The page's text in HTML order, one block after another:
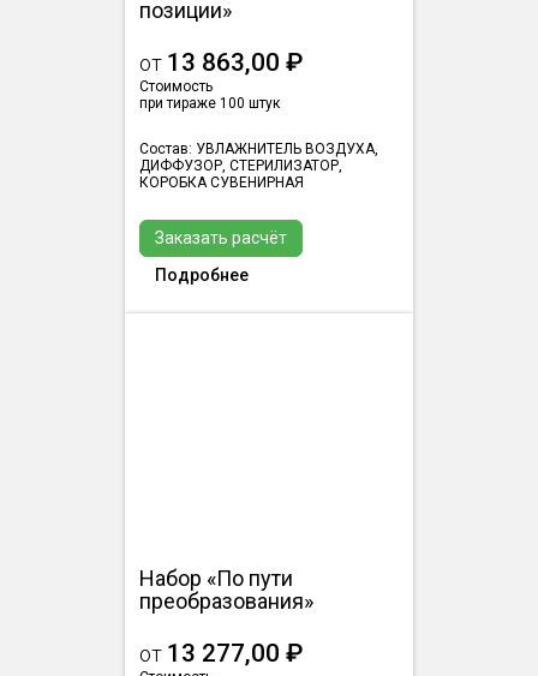
позиции»
от 13 863,00 ₽
Стоимость
при тираже 100 штук
Состав: УВЛАЖНИТЕЛЬ ВОЗДУХА,
ДИФФУЗОР, СТЕРИЛИЗАТОР,
КОРОБКА СУВЕНИРНАЯ
Заказать расчёт
Подробнее
Набор «По пути
преобразования»
от 13 277,00 ₽